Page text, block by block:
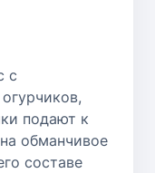
с
подают к
обманчивое
составе